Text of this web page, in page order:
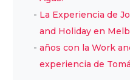
La Experiencia de
and Holiday en
años con la Work
experiencia de